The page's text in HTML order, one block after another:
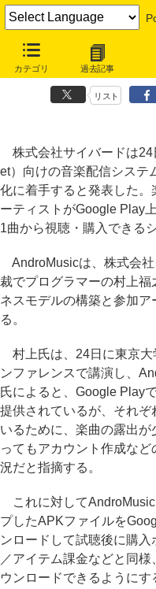
カテゴリ 過去記事
サイバード、Google Play向
化へ
リスト
株式会社サイバードは24
et）向けの音楽配信システ
化に着手すると発表した
ーティストがGoogle Play
1曲から視聴・購入できる
AndroMusicは、株式会
裁でプログラマーの村上
ネスモデルの構築と参加
る。
村上氏は、24日に東京大
ンファレンスで講演し、
氏によると、Google Play
提供されているが、それ
いるために、楽曲の露出
ってもアカウント作成な
況だと指摘する。
これに対して
プしたAPKファイルを
ンロードして試聴後に購
／アイテム課金などと同
ウンロードできるように